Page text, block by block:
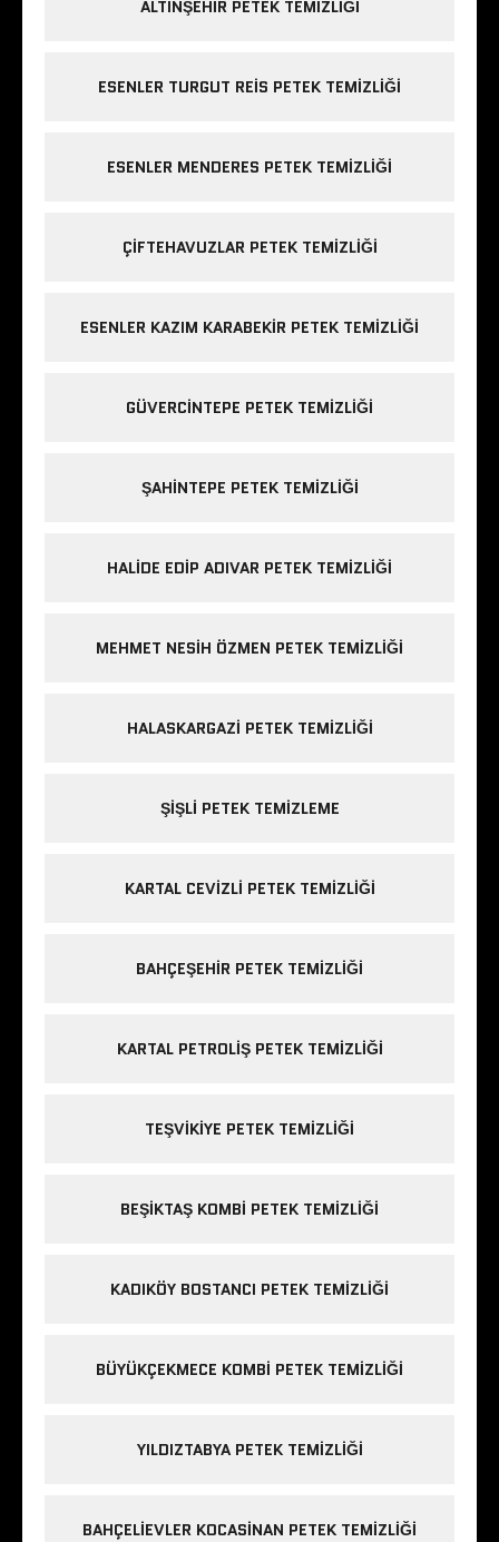
ALTINŞEHIR PETEK TEMIZLIĞI
ESENLER TURGUT REIS PETEK TEMIZLIĞI
ESENLER MENDERES PETEK TEMIZLIĞI
ÇIFTEHAVUZLAR PETEK TEMIZLIĞI
ESENLER KAZIM KARABEKIR PETEK TEMIZLIĞI
GÜVERCINTEPE PETEK TEMIZLIĞI
ŞAHINTEPE PETEK TEMIZLIĞI
HALIDE EDIP ADIVAR PETEK TEMIZLIĞI
MEHMET NESIH ÖZMEN PETEK TEMIZLIĞI
HALASKARGAZI PETEK TEMIZLIĞI
ŞIŞLI PETEK TEMIZLEME
KARTAL CEVIZLI PETEK TEMIZLIĞI
BAHÇEŞEHIR PETEK TEMIZLIĞI
KARTAL PETROLIŞ PETEK TEMIZLIĞI
TEŞVIKIYE PETEK TEMIZLIĞI
BEŞIKTAŞ KOMBI PETEK TEMIZLIĞI
KADIKÖY BOSTANCI PETEK TEMIZLIĞI
BÜYÜKÇEKMECE KOMBI PETEK TEMIZLIĞI
YILDIZTABYA PETEK TEMIZLIĞI
BAHÇELIEVLER KOCASINAN PETEK TEMIZLIĞI